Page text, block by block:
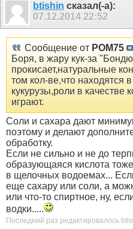
btishin сказал(-а):
07.12.2014 22:52
Сообщение от РОМ75
Боря, в жару кук-за
прокисает,натуральные
том кол-ве,что находятся
кукурузы,роли в качестве
играют.
Соли и сахара дают
поэтому и делают
обработку.
Если не сильно и не до
образующаяся кислота
в щелочных водоемах...
еще сахару или соли, а
или что-то спиртное, ну,
водки.....
Последний раз редактировалось